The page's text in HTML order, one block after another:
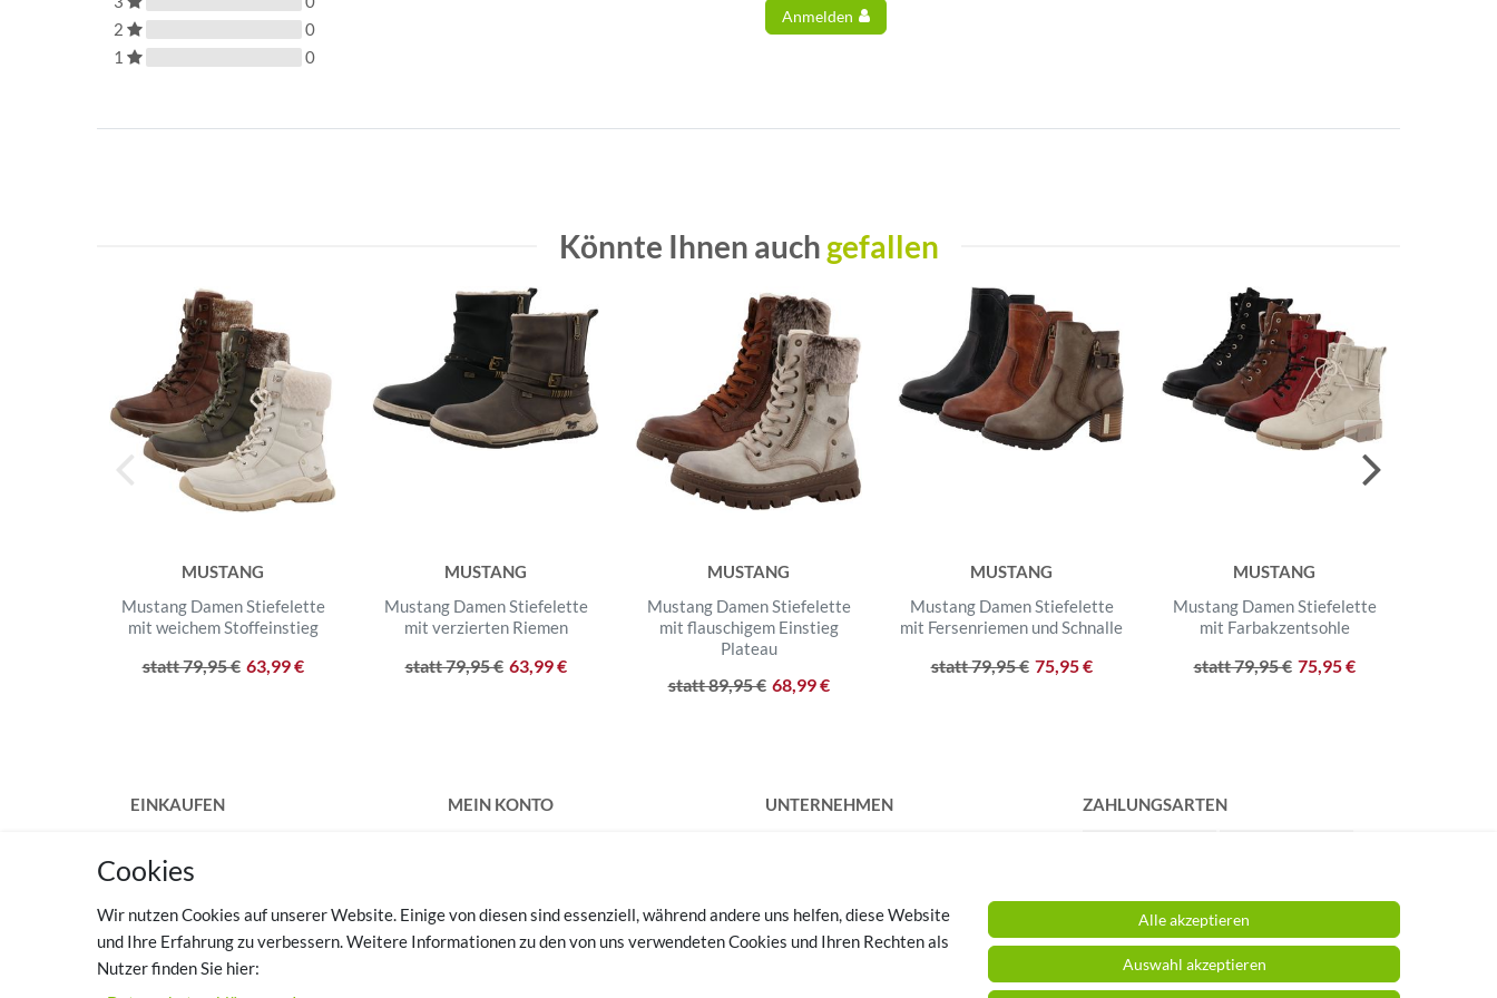
2
0
1
0
Anmelden
Könnte Ihnen auch gefallen
MUSTANG
Mustang Damen Stiefelette
mit weichem Stoffeinstieg
statt 79,95 € 63,99 €
MUSTANG
Mustang Damen Stiefelette
mit verzierten Riemen
statt 79,95 € 63,99 €
MUSTANG
Mustang Damen Stiefelette
mit flauschigem Einstieg
Plateau
statt 89,95 € 68,99 €
MUSTANG
Mustang Damen Stiefelette
mit Fersenriemen und Schnalle
statt 79,95 € 75,95 €
MUSTANG
Mustang Damen Stiefelette
mit Farbakzentsohle
statt 79,95 € 75,95 €
EINKAUFEN
Versandkosten
Vertrag widerrufen
Hilfe
Warenkorb
MEIN KONTO
UNTERNEHMEN
Impressum
ZAHLUNGSARTEN
Cookies
Wir nutzen Cookies auf unserer Website. Einige von diesen sind essenziell, während andere uns helfen, diese Website
und Ihre Erfahrung zu verbessern. Weitere Informationen zu den von uns verwendeten Cookies und Ihren Rechten als
Nutzer finden Sie hier:
Alle akzeptieren
Auswahl akzeptieren